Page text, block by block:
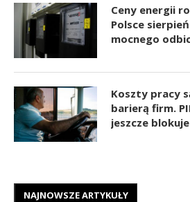
Ceny energii
Polsce
mocnego
Koszty pracy
barierą firm.
jeszcze
NAJNOWSZE ARTYKUŁY